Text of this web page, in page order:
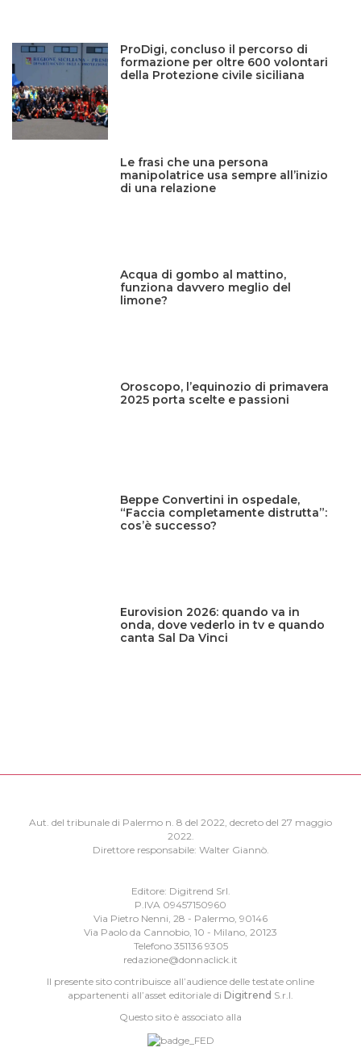
ProDigi, concluso il percorso di
formazione per oltre 600 volontari
della Protezione civile siciliana
Le frasi che una persona
manipolatrice usa sempre all’inizio
di una relazione
Acqua di gombo al mattino,
funziona davvero meglio del
limone?
Oroscopo, l’equinozio di primavera
2025 porta scelte e passioni
Beppe Convertini in ospedale,
“Faccia completamente distrutta”:
cos’è successo?
Eurovision 2026: quando va in
onda, dove vederlo in tv e quando
canta Sal Da Vinci
Aut. del tribunale di Palermo n. 8 del 2022, decreto del 27 maggio
2022.
Direttore responsabile: Walter Giannò.
Editore: Digitrend Srl.
P.IVA 09457150960
Via Pietro Nenni, 28 - Palermo, 90146
Via Paolo da Cannobio, 10 - Milano, 20123
Telefono 351136 9305
redazione@donnaclick.it
Il presente sito contribuisce all’audience delle testate online
appartenenti all’asset editoriale di Digitrend S.r.l.
Questo sito è associato alla